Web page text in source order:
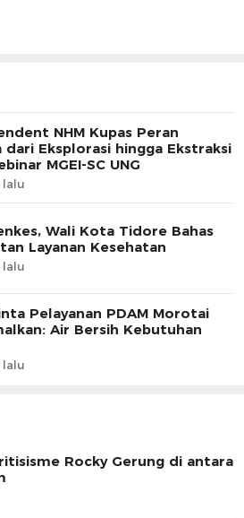
NHM Kupas Peran
dari Eksplorasi hingga Ekstraksi
MGEI-SC UNG
lalu
Wali Kota Tidore Bahas
Layanan Kesehatan
lalu
Pelayanan PDAM Morotai
Air Bersih Kebutuhan
lalu
Rocky Gerung di antara